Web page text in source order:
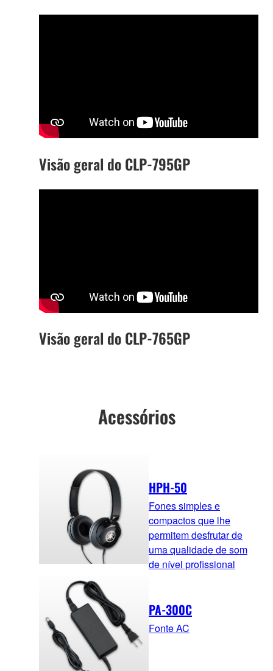
Visão geral do CLP-795GP
Visão geral do CLP-765GP
Acessórios
HPH-50
Fones simples e
compactos que lhe
permitem desfrutar de
uma qualidade de som
de nível profissional
PA-300C
Fonte AC